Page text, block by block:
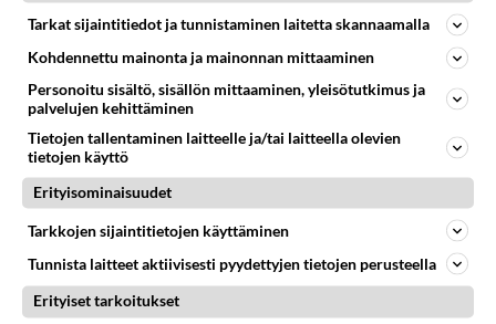
aamiaisruoka ja välipala, joka
koostuu esim.
maistuu sellaisenaan tai
haluamillasi täytteillä
koottuna.
Omenahyve on raikas ja
jälkiruoaksi tai tv:n äärelle.
Pyöräytä päälle jätskipallo tai
lorausta kinuskikastiketta!
Tarkat sijaintitiedot ja tunnistaminen laitetta skannaamalla
Kohdennettu mainonta ja mainonnan mittaaminen
Personoitu sisältö, sisällön mittaaminen, yleisötutkimus ja
palvelujen kehittäminen
Tietojen tallentaminen laitteelle ja/tai laitteella olevien
tietojen käyttö
Erityisominaisuudet
Tarkkojen sijaintitietojen käyttäminen
Tunnista laitteet aktiivisesti pyydettyjen tietojen perusteella
Erityiset tarkoitukset